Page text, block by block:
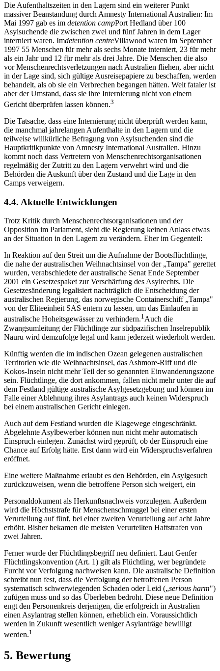
Die Aufenthaltszeiten in den Lagern sind ein weiterer Punkt
massiver Beanstandung durch Amnesty International Australien: Im
Mai 1997 gab es im detention campPort Hedland über 100
Asylsuchende die zwischen zwei und fünf Jahren in dem Lager
interniert waren. Imdetention centreVillawood waren im September
1997 55 Menschen für mehr als sechs Monate interniert, 23 für mehr
als ein Jahr und 12 für mehr als drei Jahre. Die Menschen die also
vor Menschenrechtsverletzungen nach Australien fliehen, aber nicht
in der Lage sind, sich gültige Ausreisepapiere zu beschaffen, werden
behandelt, als ob sie ein Verbrechen begangen hätten. Weit fataler ist
aber der Umstand, dass sie ihre Internierung nicht von einem
Gericht überprüfen lassen können.3
Die Tatsache, dass eine Internierung nicht überprüft werden kann,
die manchmal jahrelangen Aufenthalte in den Lagern und die
teilweise willkürliche Befragung von Asylsuchenden sind die
Hauptkritikpunkte von Amnesty International Australien. Hinzu
kommt noch dass Vertretern von Menschenrechtsorganisationen
regelmäßig der Zutritt zu den Lagern verwehrt wird und die
Behörden die Auskunft über den Zustand und die Lage in den
Camps verweigern.
4.4. Aktuelle Entwicklungen
Trotz Kritik durch Menschenrechtsorganisationen und der
Opposition im Parlament, sieht die Regierung keinen Anlass etwas
an der Situation in den Lagern zu verändern. Eher im Gegenteil:
In Reaktion auf den Streit um die Aufnahme der Bootsflüchtlinge,
die nahe der australischen Weihnachtsinsel von der „Tampa" gerettet
wurden, verabschiedete der australische Senat Ende September
2001 ein Gesetzespaket zur Verschärfung des Asylrechts. Die
Gesetzesänderung legalisiert nachträglich die Entscheidung der
australischen Regierung, das norwegische Containerschiff „Tampa"
von der Eliteeinheit SAS entern zu lassen, um das Einlaufen in
australische Hoheitsgewässer zu verhindern.1Auch die
Zwangsumleitung der Flüchtlinge zur südpazifischen Inselrepublik
Nauru wird demzufolge legal und kann jederzeit wiederholt werden.
Künftig werden die im indischen Ozean gelegenen australischen
Territorien wie die Weihnachtsinsel, das Ashmore-Riff und die
Kokos-Inseln nicht mehr Teil der so genannten Einwanderungszone
sein. Flüchtlinge, die dort ankommen, fallen nicht mehr unter die auf
dem Festland gültige australische Asylgesetzgebung und können im
Falle einer Ablehnung ihres Asylantrags auch keinen Widerspruch
bei einem australischen Gericht einlegen.
Auch auf dem Festland wurden die Klagewege eingeschränkt.
Abgelehnte Asylbewerber können nun nicht mehr automatisch
Einspruch einlegen. Zunächst wird geprüft, ob der Einspruch eine
Chance auf Erfolg hätte. Erst dann wird ein Widerspruchsverfahren
eröffnet.
Eine weitere Maßnahme erlaubt es den Behörden, ein Asylgesuch
zurückzuweisen, wenn die betroffene Person sich weigert, ein
Personaldokument als Herkunftsnachweis vorzulegen. Außerdem
wird die Höchststrafe für Menschenschmuggel bei einer ersten
Verurteilung auf fünf, bei einer zweiten Verurteilung auf acht Jahre
erhöht. Bisher bekamen die meisten Verurteilten Haftstrafen von
zwei Jahren.
Ferner wurde der Flüchtlingsbegriff neu definiert. Laut Genfer
Flüchtlingskonvention (Art. 1) gilt als Flüchtling, wer begründete
Furcht vor Verfolgung nachweisen kann. Die australische Definition
schreibt nun fest, dass die Verfolgung der betroffenen Person
systematisch schwerwiegenden Schaden oder Leid („serious harm")
zufügen muss und so das Überleben bedroht. Diese neue Definition
engt den Personenkreis derjenigen, die erfolgreich in Australien
einen Asylantrag stellen können, erheblich ein. Voraussichtlich
werden in Zukunft wesentlich weniger Asylanträge bewilligt
werden.1
5. Bewertung